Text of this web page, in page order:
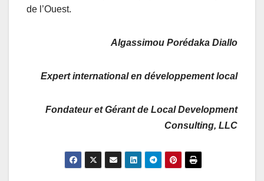
de l’Ouest.
Algassimou Porédaka Diallo
Expert international en développement local
Fondateur et Gérant de Local Development
Consulting, LLC